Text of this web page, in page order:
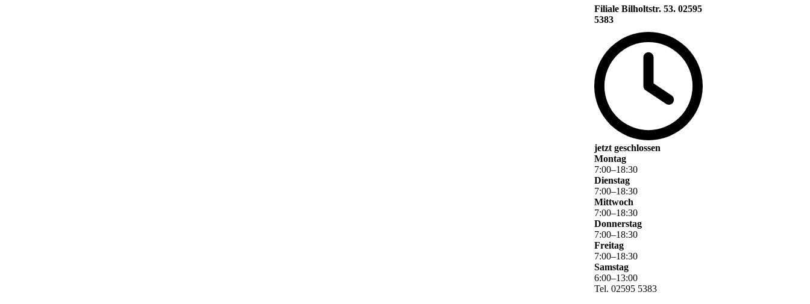
Filiale Bilholtstr. 53. 02595
5383
jetzt geschlossen
Montag
7:00–18:30
Dienstag
7:00–18:30
Mittwoch
7:00–18:30
Donnerstag
7:00–18:30
Freitag
7:00–18:30
Samstag
6:00–13:00
Tel. 02595 5383